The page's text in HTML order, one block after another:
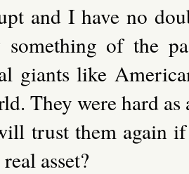
and I have no
of the
giants like
They were hard
trust them again
asset?